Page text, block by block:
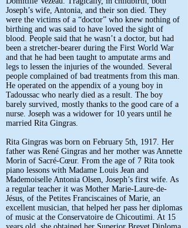
Joseph’s wife, Antonia, and their son died. They
were the victims of a “doctor” who knew nothing of
birthing and was said to have loved the sight of
blood. People said that he wasn’t a doctor, but had
been a stretcher-bearer during the First World War
and that he had been taught to amputate arms and
legs to lessen the injuries of the wounded. Several
people complained of bad treatments from this man.
He operated on the appendix of a young boy in
Tadoussac who nearly died as a result. The boy
barely survived, mostly thanks to the good care of a
nurse. Joseph was a widower for 10 years until he
married Rita Gingras.
Rita Gingras was born on February 5th, 1917. Her
father was René Gingras and her mother was Annette
Morin of Sacré-Cœur. From the age of 7 Rita took
piano lessons with Madame Louis Jean and
Mademoiselle Antonia Olsen, Joseph’s first wife. As
a regular teacher it was Mother Marie-Laure-de-
Jésus, of the Petites Franciscaines of Marie, an
excellent musician, that helped her pass her diplomas
of music at the Conservatoire de Chicoutimi. At 15